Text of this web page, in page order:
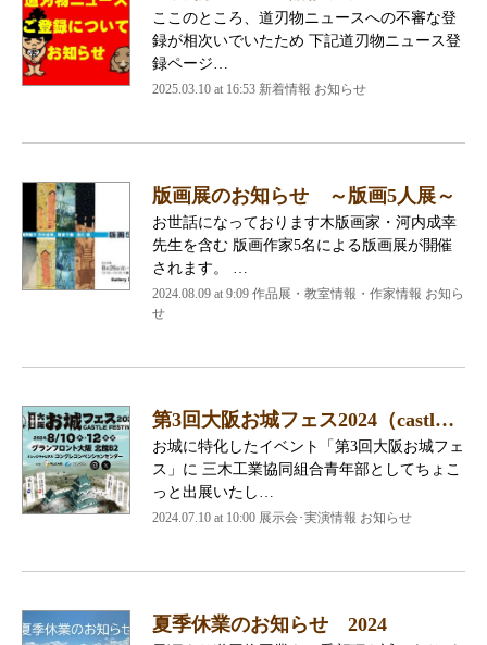
ここのところ、道刃物ニュースへの不審な登
録が相次いでいたため 下記道刃物ニュース登
録ページ…
2025.03.10 at 16:53 新着情報 お知らせ
版画展のお知らせ ～版画5人展～
お世話になっております木版画家・河内成幸
先生を含む 版画作家5名による版画展が開催
されます。 …
2024.08.09 at 9:09 作品展・教室情報・作家情報 お知ら
せ
第3回大阪お城フェス2024（castl…
お城に特化したイベント「第3回大阪お城フェ
ス」に 三木工業協同組合青年部としてちょこ
っと出展いたし…
2024.07.10 at 10:00 展示会･実演情報 お知らせ
夏季休業のお知らせ 2024